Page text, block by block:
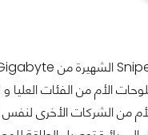
من الشركات الأخرى